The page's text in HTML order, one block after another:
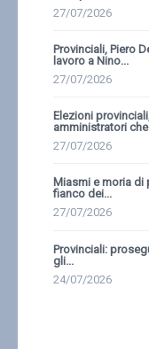
27/07/2026
Provinciali, Piero
lavoro a Nino...
27/07/2026
Elezioni
amministratori
27/07/2026
Miasmi e moria di
fianco dei...
27/07/2026
Provinciali:
gli...
24/07/2026